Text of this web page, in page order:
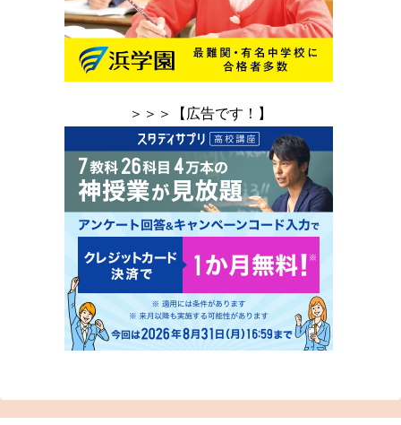
＞＞＞【広告です！】